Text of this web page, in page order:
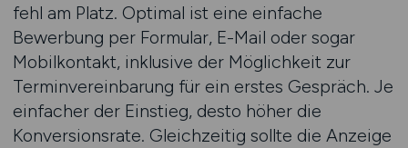
fehl am Platz. Optimal ist eine einfache
Bewerbung per Formular, E-Mail oder sogar
Mobilkontakt, inklusive der Möglichkeit zur
Terminvereinbarung für ein erstes Gespräch. Je
einfacher der Einstieg, desto höher die
Konversionsrate. Gleichzeitig sollte die Anzeige